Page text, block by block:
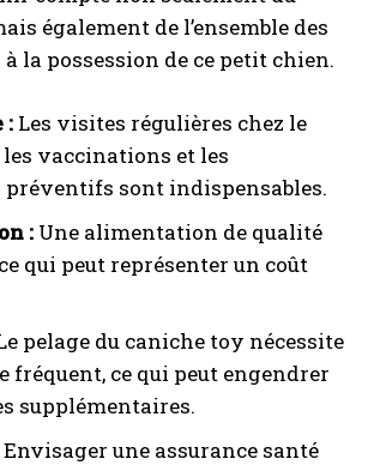
également de l’ensemble des
à la possession de ce petit chien.
: Les visites régulières chez le
vaccinations et les
sont indispensables.
: Une alimentation de qualité
qui peut représenter un coût
pelage du caniche toy nécessite
fréquent, ce qui peut engendrer
supplémentaires.
Envisager une assurance santé